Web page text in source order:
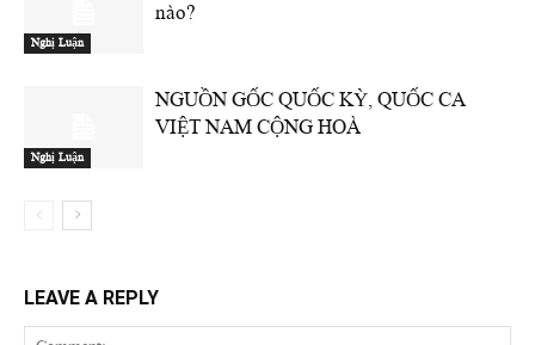
Nghị Luận
nào?
Nghị Luận
NGUỒN GỐC QUỐC KỲ, QUỐC CA
VIỆT NAM CỘNG HOÀ
LEAVE A REPLY